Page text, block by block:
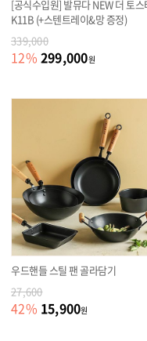
[공식수입원] 발뮤다 NEW 더 토스
K11B (+스텐트레이&망 증정)
339,000
12% 299,000원
우드핸들 스틸 팬 골라담기
27,600
42% 15,900원